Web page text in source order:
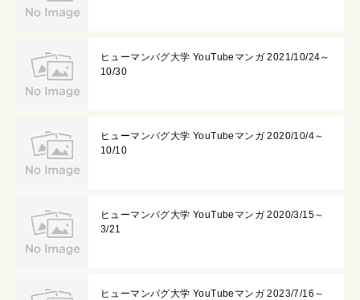
ヒューマンバグ大学 YouTubeマンガ 2021/10/24～
10/30
ヒューマンバグ大学 YouTubeマンガ 2020/10/4～
10/10
ヒューマンバグ大学 YouTubeマンガ 2020/3/15～
3/21
ヒューマンバグ大学 YouTubeマンガ 2023/7/16～